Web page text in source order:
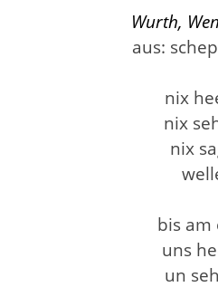
Wurth,
aus:
nix
nix
nix
bis am
uns
un